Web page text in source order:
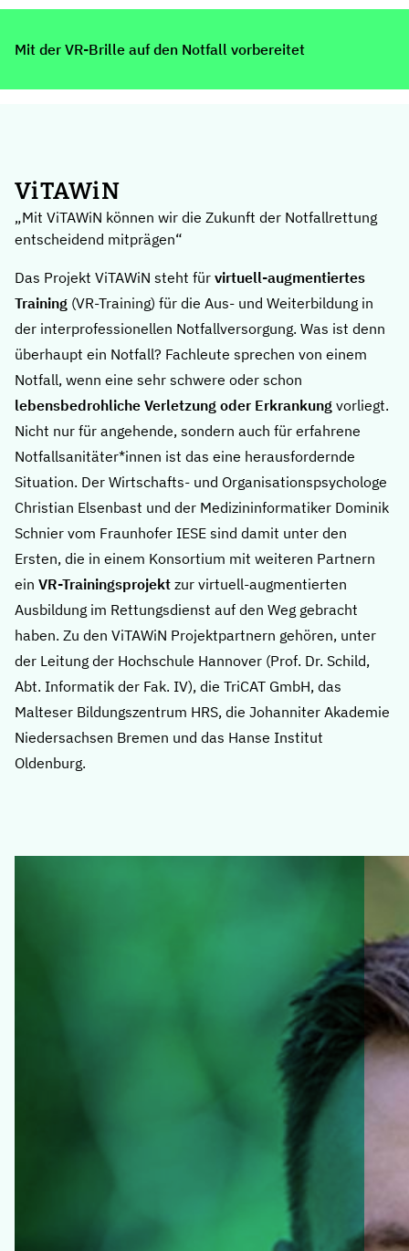
Mit der VR-Brille auf den Notfall vorbereitet
ViTAWiN
„Mit ViTAWiN können wir die Zukunft der Notfallrettung
entscheidend mitprägen“
Das Projekt ViTAWiN steht für virtuell-augmentiertes
Training (VR-Training) für die Aus- und Weiterbildung in
der interprofessionellen Notfallversorgung. Was ist denn
überhaupt ein Notfall? Fachleute sprechen von einem
Notfall, wenn eine sehr schwere oder schon
lebensbedrohliche Verletzung oder Erkrankung vorliegt.
Nicht nur für angehende, sondern auch für erfahrene
Notfallsanitäter*innen ist das eine herausfordernde
Situation. Der Wirtschafts- und Organisationspsychologe
Christian Elsenbast und der Medizininformatiker Dominik
Schnier vom Fraunhofer IESE sind damit unter den
Ersten, die in einem Konsortium mit weiteren Partnern
ein VR-Trainingsprojekt zur virtuell-augmentierten
Ausbildung im Rettungsdienst auf den Weg gebracht
haben. Zu den ViTAWiN Projektpartnern gehören, unter
der Leitung der Hochschule Hannover (Prof. Dr. Schild,
Abt. Informatik der Fak. IV), die TriCAT GmbH, das
Malteser Bildungszentrum HRS, die Johanniter Akademie
Niedersachsen Bremen und das Hanse Institut
Oldenburg.